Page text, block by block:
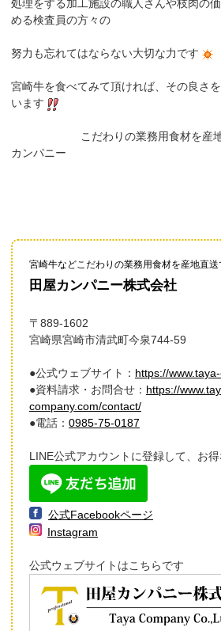
処理をする加工施設の職人さんや枝肉の
める検査員の方々の
努力も忘れてはならない大切な力です
宮崎牛を食べてみて頂ければ、その良さ
います
こだわりの業務用食材を産地直
カンパニー
宮崎牛などこだわりの業務用食材を産地直送
田屋カンパニー株式会社
〒889-1602
宮崎県宮崎市清武町今泉744-59
●公式ウェブサイト： https://
●資料請求・お問合せ： https://
company.com/contact/
●電話： 0985-75-0187
LINE公式アカウントに登録して、お得
公式Facebookページ
Instagram
公式ウェブサイトはこちらです